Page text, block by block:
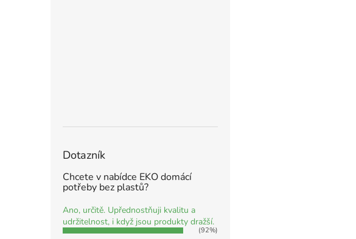
Dotazník
Chcete v nabídce EKO domácí
potřeby bez plastů?
Ano, určitě. Upřednostňuji kvalitu a
udržitelnost, i když jsou produkty dražší.
(92%)